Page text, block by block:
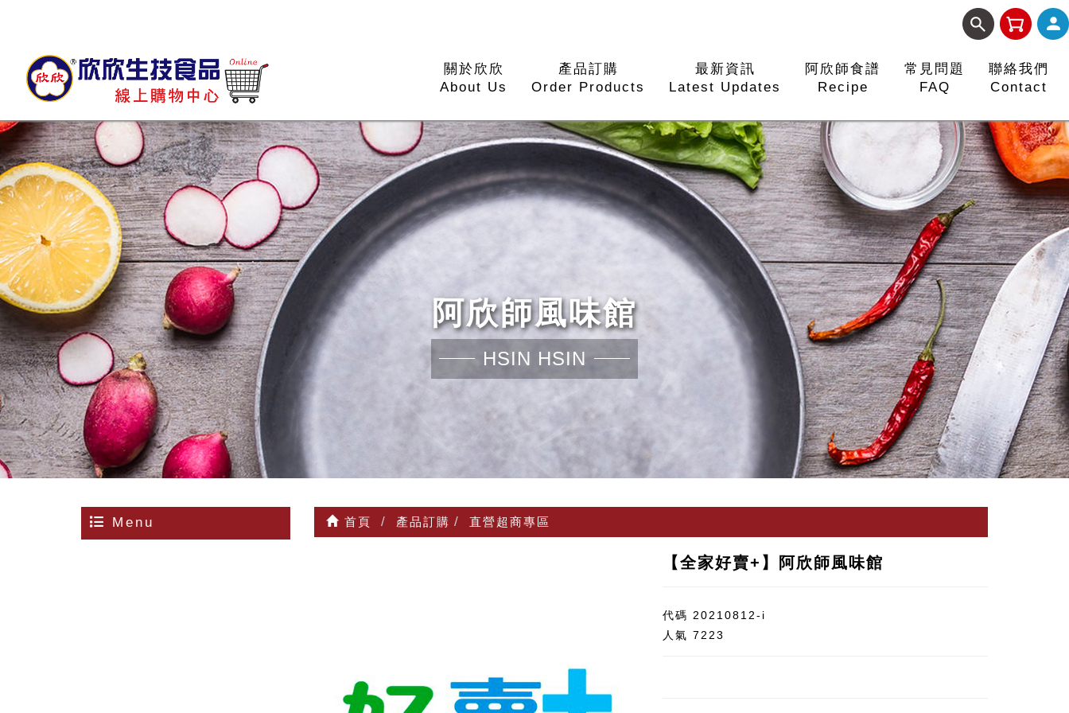
關於欣欣
About Us
產品訂購
Order Products
最新資訊
Latest Updates
阿欣師食譜
Recipe
常見問題
FAQ
聯絡我們
Contact
阿欣師風味館
HSIN HSIN
Menu 首頁 產品訂購 直營超商專區
【全家好賣+】阿欣師風味館
代碼 20210812-i
人氣7223